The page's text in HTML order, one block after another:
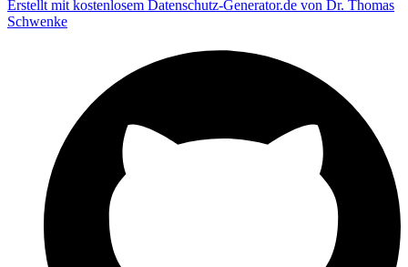
Erstellt mit kostenlosem Datenschutz-Generator.de von Dr. Thomas
Schwenke